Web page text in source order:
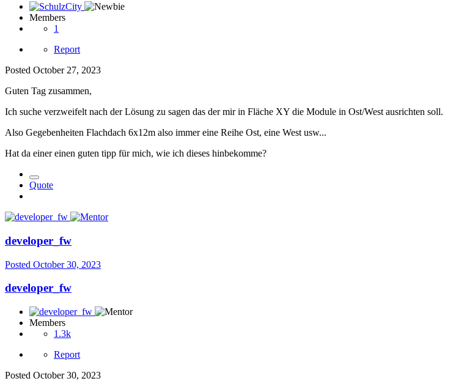
Members
1
Report
Posted October 27, 2023
Guten Tag zusammen,
Ich suche verzweifelt nach der Lösung zu sagen das der mir in Fläche XY die Module in Ost/West ausrichten soll.
Also Gegebenheiten Flachdach 6x12m also immer eine Reihe Ost, eine West usw...
Hat da einer einen guten tipp für mich, wie ich dieses hinbekomme?
Quote
developer_fw
Posted October 30, 2023
developer_fw
Members
1.3k
Report
Posted October 30, 2023